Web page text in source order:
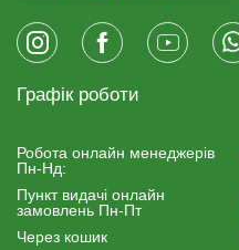
Графік роботи
Робота онлайн менеджерiв
Пн-Нд:
Пункт видачі онлайн
замовлень Пн-Пт
Через кошик